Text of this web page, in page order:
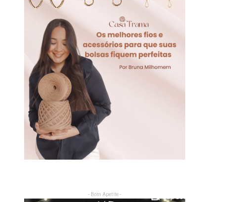
- Bom Apetite -